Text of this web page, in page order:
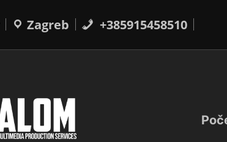
Zagreb +385915458510